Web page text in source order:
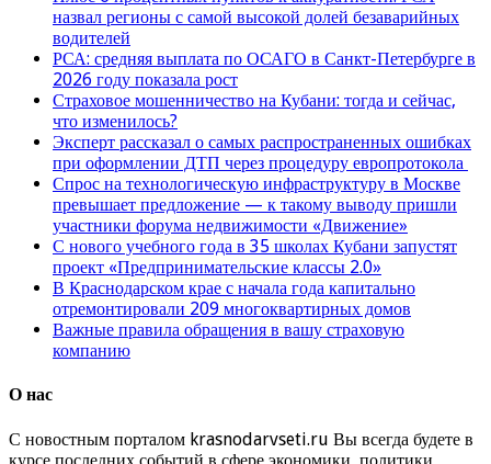
назвал регионы с самой высокой долей безаварийных
водителей
РСА: средняя выплата по ОСАГО в Санкт-Петербурге в
2026 году показала рост
Страховое мошенничество на Кубани: тогда и сейчас,
что изменилось?
Эксперт рассказал о самых распространенных ошибках
при оформлении ДТП через процедуру европротокола
Спрос на технологическую инфраструктуру в Москве
превышает предложение — к такому выводу пришли
участники форума недвижимости «Движение»
С нового учебного года в 35 школах Кубани запустят
проект «Предпринимательские классы 2.0»
В Краснодарском крае с начала года капитально
отремонтировали 209 многоквартирных домов
Важные правила обращения в вашу страховую
компанию
О нас
С новостным порталом krasnodarvseti.ru Вы всегда будете в